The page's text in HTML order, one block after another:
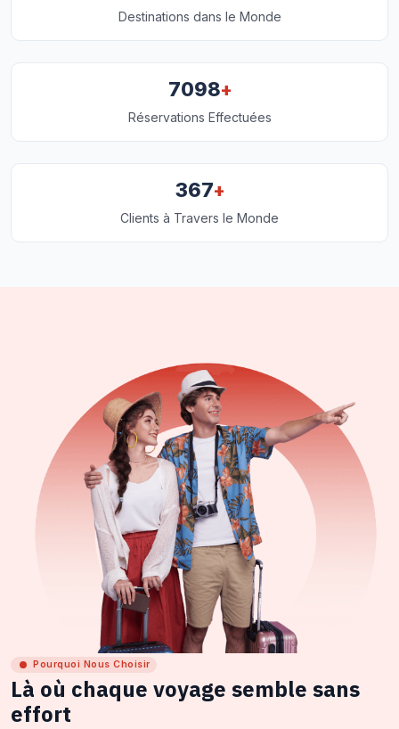
Destinations dans le Monde
7098+
Réservations Effectuées
367+
Clients à Travers le Monde
Pourquoi Nous Choisir
Là où chaque voyage semble sans
effort